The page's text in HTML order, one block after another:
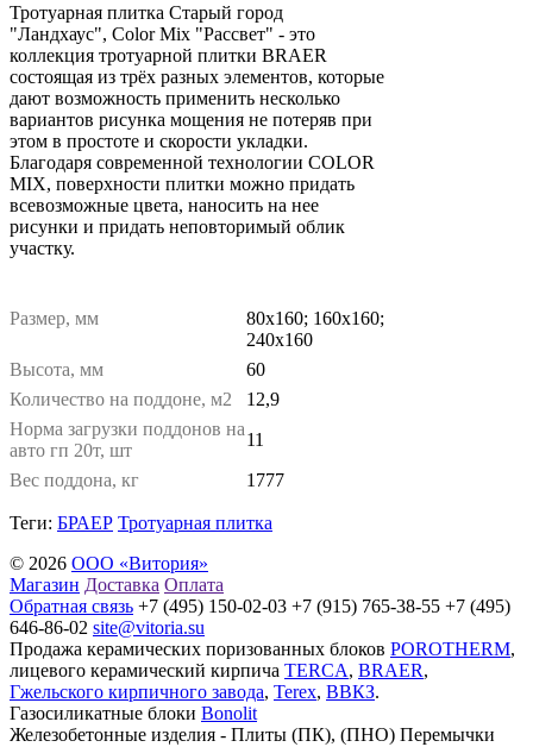
Тротуарная плитка Старый город
"Ландхаус", Color Mix "Рассвет" - это
коллекция тротуарной плитки BRAER
состоящая из трёх разных элементов, которые
дают возможность применить несколько
вариантов рисунка мощения не потеряв при
этом в простоте и скорости укладки.
Благодаря современной технологии COLOR
MIX, поверхности плитки можно придать
всевозможные цвета, наносить на нее
рисунки и придать неповторимый облик
участку.
Размер, мм
80х160; 160х160;
240х160
Высота, мм
60
Количество на поддоне, м2
12,9
Норма загрузки поддонов на
авто гп 20т, шт
11
Вес поддона, кг
1777
Теги: БРАЕР Тротуарная плитка
© 2026 ООО «Витория»
Магазин Доставка Оплата
Обратная связь +7 (495) 150-02-03 +7 (915) 765-38-55 +7 (495)
646-86-02 site@vitoria.su
Продажа керамических поризованных блоков POROTHERM,
лицевого керамический кирпича TERCA, BRAER,
Гжельского кирпичного завода, Terex, ВВКЗ.
Газосиликатные блоки Bonolit
Железобетонные изделия - Плиты (ПК), (ПНО) Перемычки